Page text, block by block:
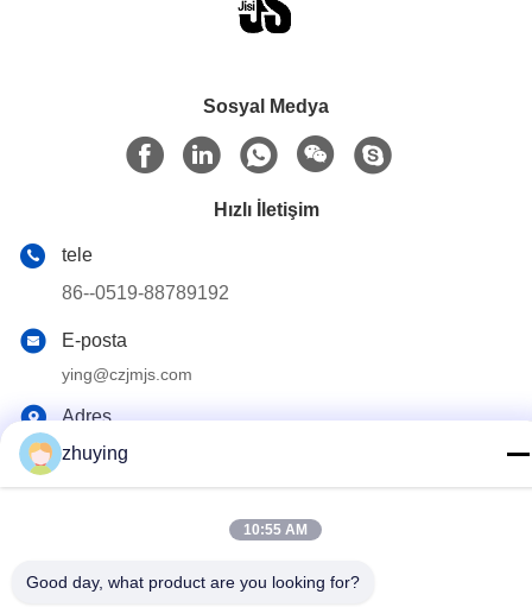
Sosyal Medya
Hızlı İletişim
tele
86--0519-88789192
E-posta
ying@czjmjs.com
Adres
NO.10-930 JIAHONGSHENGSHI TİCARET KARE,
ZHONGLOU İLÇE CHANGZHOU ŞEHİR JIANGSU'NUN
SAĞLANMASI
zhuying
10:55 AM
Good day, what product are you looking for?